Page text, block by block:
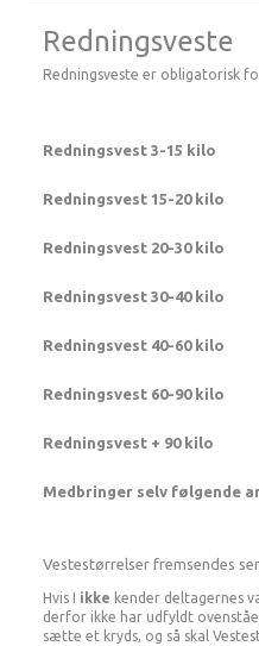
Redningsveste
Redningsveste er obligatorisk
Redningsvest 3-15 kilo
Redningsvest 15-20 kilo
Redningsvest 20-30 kilo
Redningsvest 30-40 kilo
Redningsvest 40-60 kilo
Redningsvest 60-90 kilo
Redningsvest + 90 kilo
Medbringer selv følgende
Vestestørrelser fremsendes
Hvis I ikke kender deltagernes
derfor ikke har udfyldt
sætte et kryds, og så skal